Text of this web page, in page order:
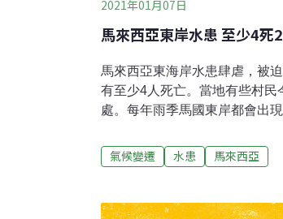
2021年01月07日
馬來西亞東岸水患 至少4死
馬來西亞東海岸水患肆虐，被
有至少4人死亡。當地有些村
處。每年雨季馬國東岸都會出
受創最嚴重的彭亨州（Pahang
（Johor）有將近4000人，其
Sementeh）因洪水導致聯外
氣候變遷 水患 馬來西亞